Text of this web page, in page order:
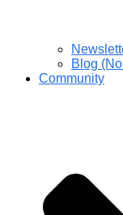
Blog
Community